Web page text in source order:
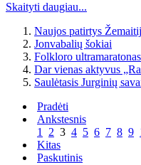
Skaityti daugiau...
Naujos patirtys
Jonvabalių šokiai
Folkloro
Dar vienas aktyvus
Saulėtasis Jurginių
Pradėti
Ankstesnis
1 2 3 4 5 6 7 8 9
Kitas
Paskutinis